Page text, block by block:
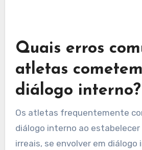
Com o tempo, os atletas
registros para medir
estratégias de forma eficaz.
Quais erros